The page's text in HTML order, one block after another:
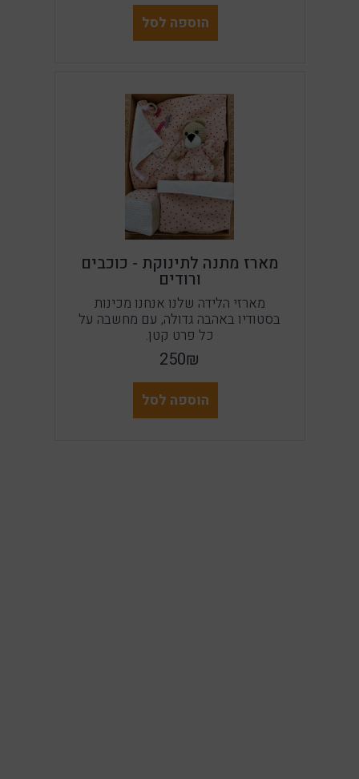
הוספה לסל
מארז מתנה לתינוקת - כוכבים
ורודים
מארזי הלידה שלנו אנחנו מכינות
בסטודיו באהבה גדולה, עם מחשבה על
כל פרט קטן.
250₪
הוספה לסל